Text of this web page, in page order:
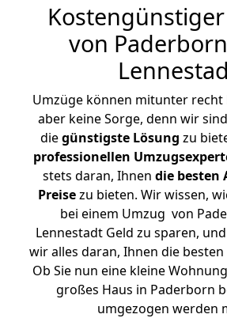
von
Umzüge können mitunter recht
aber keine Sorge, denn wir
diegünstigste Lösung zu
professionellen
stets daran, Ihnen die besten
Preisezu bieten. Wir wissen,
bei einem Umzug von
Lennestadt Geld zu sparen,
wir alles daran, Ihnen die
Ob Sie nun eine kleine
großes Haus in Paderborn
umgezogen werden